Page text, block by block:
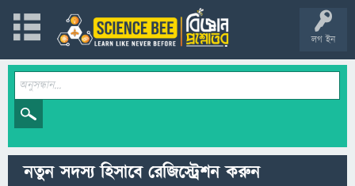
লগ ইন
নতুন সদস্য হিসাবে রেজিস্ট্রেশন করুন